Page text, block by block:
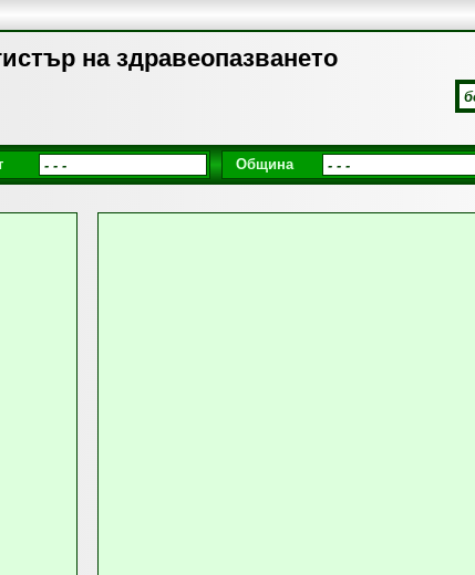
на здравеопазването
Община